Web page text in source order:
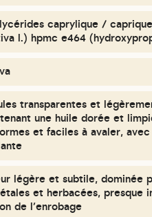
caprylique /
l.) hpmc e464
transparentes et
une huile dorée et
et faciles à avaler,
légère et subtile, dominée
et herbacées, presque
de l’enrobage